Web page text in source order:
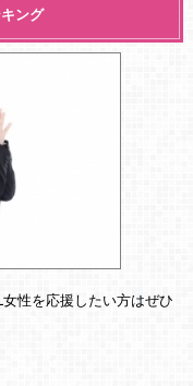
ング
性を応援したい方はぜひ